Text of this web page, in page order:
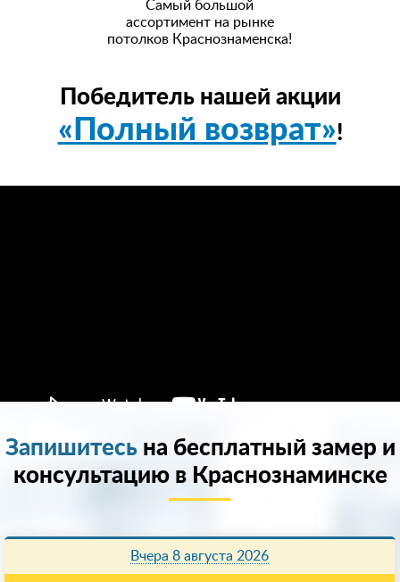
Самый большой
ассортимент на рынке
потолков Краснознаменска!
Победитель нашей акции
«Полный возврат»!
Запишитесьна бесплатный замер и
консультацию в Краснознаминске
Вчера 8 августа 2026